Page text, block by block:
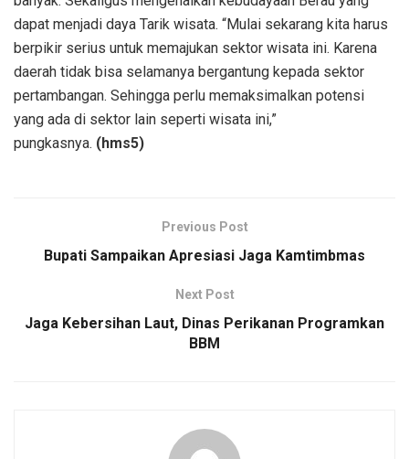
dapat menjadi daya Tarik wisata. “Mulai sekarang kita harus
berpikir serius untuk memajukan sektor wisata ini. Karena
daerah tidak bisa selamanya bergantung kepada sektor
pertambangan. Sehingga perlu memaksimalkan potensi
yang ada di sektor lain seperti wisata ini,”
pungkasnya. (hms5)
Previous Post
Bupati Sampaikan Apresiasi Jaga Kamtimbmas
Next Post
Jaga Kebersihan Laut, Dinas Perikanan Programkan
BBM